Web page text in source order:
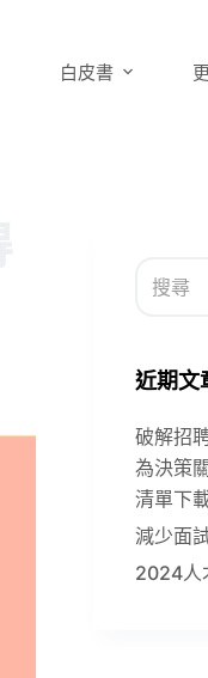
白皮書
不
到
符
合
的
近期文
破解招
為決策
清單下
減少面
2024人